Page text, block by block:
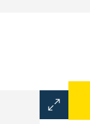
Odprite
dialogno